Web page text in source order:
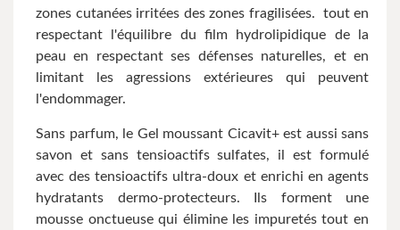
zones cutanées irritées des zones fragilisées. tout en
respectant l'équilibre du film hydrolipidique de la
peau en respectant ses défenses naturelles, et en
limitant les agressions extérieures qui peuvent
l'endommager.
Sans parfum, le Gel moussant Cicavit+ est aussi sans
savon et sans tensioactifs sulfates, il est formulé
avec des tensioactifs ultra-doux et enrichi en agents
hydratants dermo-protecteurs. Ils forment une
mousse onctueuse qui élimine les impuretés tout en